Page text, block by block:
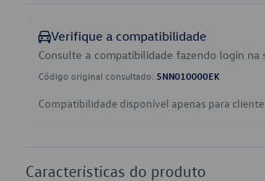
Verifique a compatibilidade
Consulte a compatibilidade fazendo login na
Código original consultado: 5NN010000EK
Compatibilidade disponível apenas para
Características do produto